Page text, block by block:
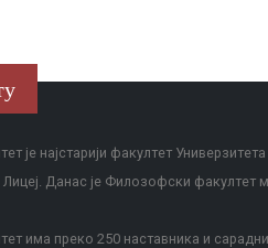
је најстарији факултет
Лицеј. Данас је Филозофски
има преко 250 наставника и